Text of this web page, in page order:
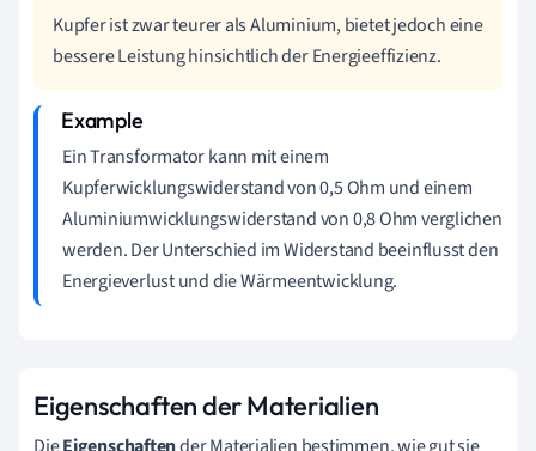
Kupfer ist zwar teurer als Aluminium, bietet jedoch eine
bessere Leistung hinsichtlich der Energieeffizienz.
Ein Transformator kann mit einem
Kupferwicklungswiderstand von 0,5 Ohm und einem
Aluminiumwicklungswiderstand von 0,8 Ohm verglichen
werden. Der Unterschied im Widerstand beeinflusst den
Energieverlust und die Wärmeentwicklung.
Eigenschaften der Materialien